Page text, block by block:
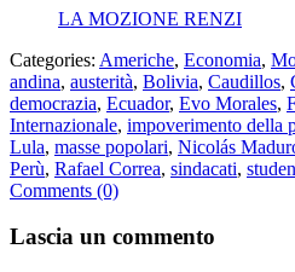
LA MOZIONE RENZI
Categories: Americhe, Economia,
andina, austerità, Bolivia, Caudillos,
democrazia, Ecuador, Evo Morales,
Internazionale, impoverimento della
Lula, masse popolari, Nicolás
Perù, Rafael Correa, sindacati,
Comments (0)
Lascia un commento